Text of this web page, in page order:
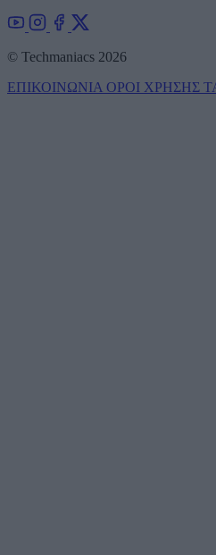
© Techmaniacs 2026
ΕΠΙΚΟΙΝΩΝΙΑ ΟΡΟΙ ΧΡΗΣΗΣ